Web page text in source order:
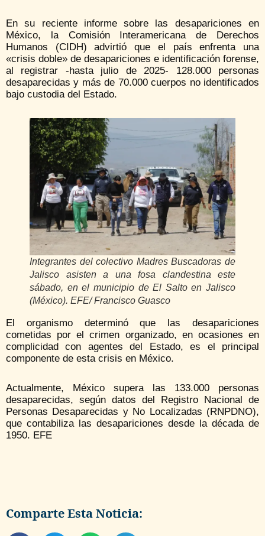
En su reciente informe sobre las desapariciones en
México, la Comisión Interamericana de Derechos
Humanos (CIDH) advirtió que el país enfrenta una
«crisis doble» de desapariciones e identificación forense,
al registrar -hasta julio de 2025- 128.000 personas
desaparecidas y más de 70.000 cuerpos no identificados
bajo custodia del Estado.
Integrantes del colectivo Madres Buscadoras de
Jalisco asisten a una fosa clandestina este
sábado, en el municipio de El Salto en Jalisco
(México). EFE/ Francisco Guasco
El organismo determinó que las desapariciones
cometidas por el crimen organizado, en ocasiones en
complicidad con agentes del Estado, es el principal
componente de esta crisis en México.
Actualmente, México supera las 133.000 personas
desaparecidas, según datos del Registro Nacional de
Personas Desaparecidas y No Localizadas (RNPDNO),
que contabiliza las desapariciones desde la década de
1950. EFE
Comparte Esta Noticia: